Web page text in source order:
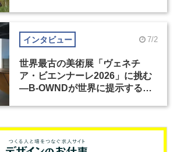
インタビュー 7/2
世界最古の美術展「ヴェネチ
ア・ビエンナーレ2026」に挑む
―B-OWNDが世界に提示する美